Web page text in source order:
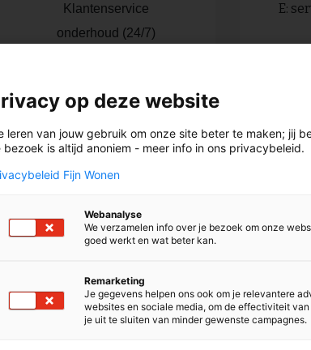
Klantenservice
onderhoud (24/7)
jouw klacht of
E:
op deze website
leren van jouw gebruik om onze site beter te maken; jij
bezoek is altijd anoniem - meer info in ons privacybeleid.
Fijn Wonen
Webanalyse
We verzamelen info over je bezoek om onze
goed werkt en wat beter kan.
Remarketing
Je gegevens helpen ons ook om je relevantere
websites en sociale media, om de effectiviteit
je uit te sluiten van minder gewenste campagnes.